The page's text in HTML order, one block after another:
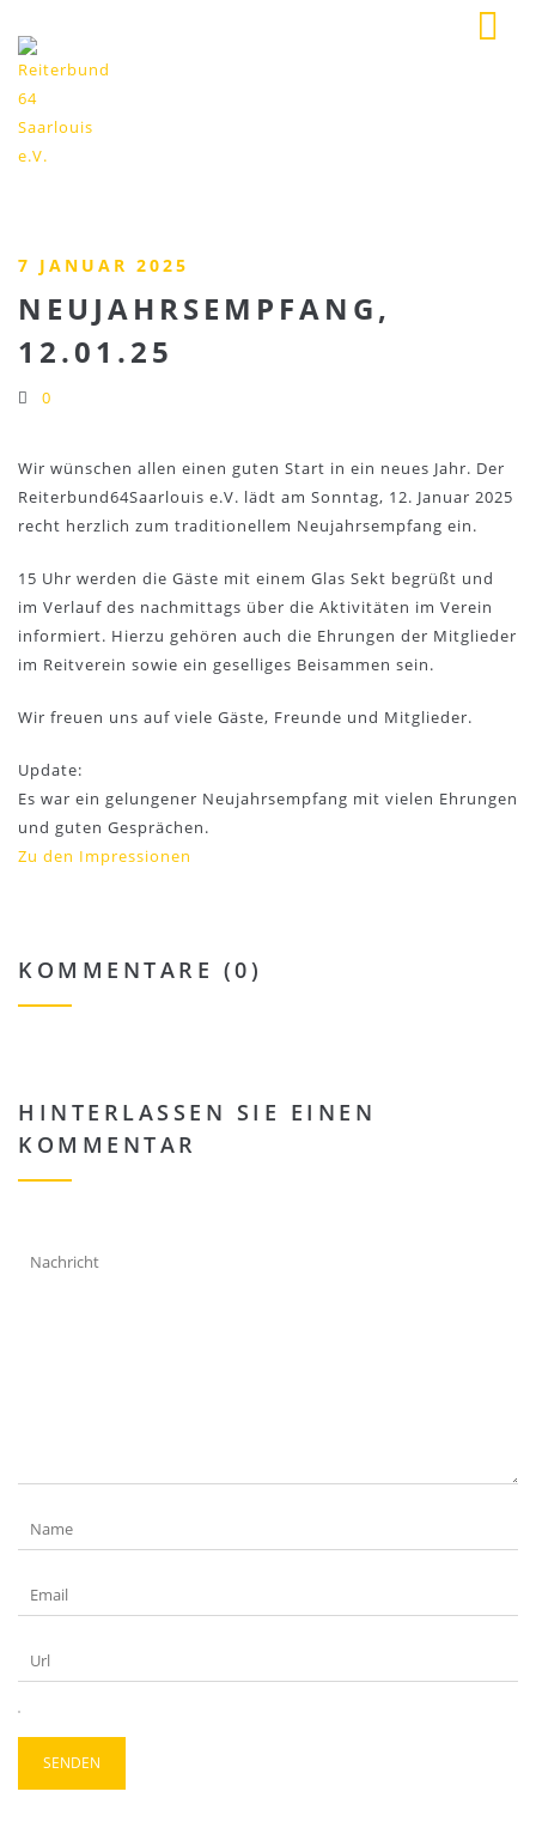
7 JANUAR 2025
NEUJAHRSEMPFANG,
12.01.25
0
Wir wünschen allen einen guten Start in ein neues Jahr. Der
Reiterbund64Saarlouis e.V. lädt am Sonntag, 12. Januar 2025
recht herzlich zum traditionellem Neujahrsempfang ein.
15 Uhr werden die Gäste mit einem Glas Sekt begrüßt und
im Verlauf des nachmittags über die Aktivitäten im Verein
informiert. Hierzu gehören auch die Ehrungen der Mitglieder
im Reitverein sowie ein geselliges Beisammen sein.
Wir freuen uns auf viele Gäste, Freunde und Mitglieder.
Update:
Es war ein gelungener Neujahrsempfang mit vielen Ehrungen
und guten Gesprächen.
Zu den Impressionen
KOMMENTARE (0)
HINTERLASSEN SIE EINEN
KOMMENTAR